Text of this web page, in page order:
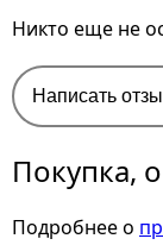
Никто еще не
Написать
Покупка,
Подробнее о